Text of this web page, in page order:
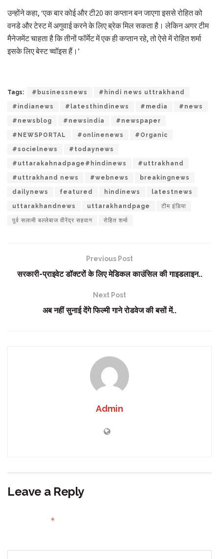
उन्होंने कहा, ‘एक बार कोई और टी20 का कप्तान बन जाएगा इससे रोहित को
वनडे और टेस्ट में अगुवाई करने के लिए ब्रेक मिल सकता है। लेकिन अगर टीम
मैनेजमेंट चाहता है कि तीनों फॉर्मेट में एक ही कप्तान रहे, तो ऐसे में रोहित शर्मा
इसके लिए बेस्ट च्वॉइस हैं।’
Tags: #businessnews #hindi news uttrakhand
#indianews #latesthindinews #media #news
#newsblog #newsindia #newspaper
#NEWSPORTAL #onlinenews #Organic
#socielnews #todaynews
#uttarakahnadpage#hindinews #uttrakhand
#uttrakhand news #webnews breakingnews
dailynews featured hindinews latestnews
uttarakhandnews uttarakhandpage टीम इंडिया
पूर्व सलामी बल्लेबाज वीरेंद्र सहवाग रोहित शर्मा
Previous Post
सरकारी-प्राइवेट डॉक्टरों के लिए मेडिकल काउंसिल की गाइडलाइन..
Next Post
अब नहीं सुनाई देंगे फिल्मी गाने रोडवेज की बसों में..
Admin
Leave a Reply
*